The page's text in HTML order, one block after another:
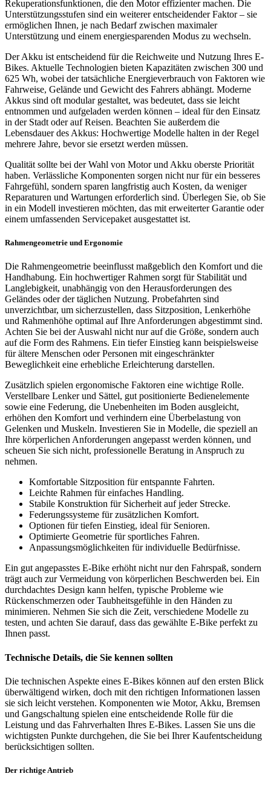
Rekuperationsfunktionen, die den Motor effizienter machen. Die
Unterstützungsstufen sind ein weiterer entscheidender Faktor – sie
ermöglichen Ihnen, je nach Bedarf zwischen maximaler
Unterstützung und einem energiesparenden Modus zu wechseln.
Der Akku ist entscheidend für die Reichweite und Nutzung Ihres E-
Bikes. Aktuelle Technologien bieten Kapazitäten zwischen 300 und
625 Wh, wobei der tatsächliche Energieverbrauch von Faktoren wie
Fahrweise, Gelände und Gewicht des Fahrers abhängt. Moderne
Akkus sind oft modular gestaltet, was bedeutet, dass sie leicht
entnommen und aufgeladen werden können – ideal für den Einsatz
in der Stadt oder auf Reisen. Beachten Sie außerdem die
Lebensdauer des Akkus: Hochwertige Modelle halten in der Regel
mehrere Jahre, bevor sie ersetzt werden müssen.
Qualität sollte bei der Wahl von Motor und Akku oberste Priorität
haben. Verlässliche Komponenten sorgen nicht nur für ein besseres
Fahrgefühl, sondern sparen langfristig auch Kosten, da weniger
Reparaturen und Wartungen erforderlich sind. Überlegen Sie, ob Sie
in ein Modell investieren möchten, das mit erweiterter Garantie oder
einem umfassenden Servicepaket ausgestattet ist.
Rahmengeometrie und Ergonomie
Die Rahmengeometrie beeinflusst maßgeblich den Komfort und die
Handhabung. Ein hochwertiger Rahmen sorgt für Stabilität und
Langlebigkeit, unabhängig von den Herausforderungen des
Geländes oder der täglichen Nutzung. Probefahrten sind
unverzichtbar, um sicherzustellen, dass Sitzposition, Lenkerhöhe
und Rahmenhöhe optimal auf Ihre Anforderungen abgestimmt sind.
Achten Sie bei der Auswahl nicht nur auf die Größe, sondern auch
auf die Form des Rahmens. Ein tiefer Einstieg kann beispielsweise
für ältere Menschen oder Personen mit eingeschränkter
Beweglichkeit eine erhebliche Erleichterung darstellen.
Zusätzlich spielen ergonomische Faktoren eine wichtige Rolle.
Verstellbare Lenker und Sättel, gut positionierte Bedienelemente
sowie eine Federung, die Unebenheiten im Boden ausgleicht,
erhöhen den Komfort und verhindern eine Überbelastung von
Gelenken und Muskeln. Investieren Sie in Modelle, die speziell an
Ihre körperlichen Anforderungen angepasst werden können, und
scheuen Sie sich nicht, professionelle Beratung in Anspruch zu
nehmen.
Komfortable Sitzposition für entspannte Fahrten.
Leichte Rahmen für einfaches Handling.
Stabile Konstruktion für Sicherheit auf jeder Strecke.
Federungssysteme für zusätzlichen Komfort.
Optionen für tiefen Einstieg, ideal für Senioren.
Optimierte Geometrie für sportliches Fahren.
Anpassungsmöglichkeiten für individuelle Bedürfnisse.
Ein gut angepasstes E-Bike erhöht nicht nur den Fahrspaß, sondern
trägt auch zur Vermeidung von körperlichen Beschwerden bei. Ein
durchdachtes Design kann helfen, typische Probleme wie
Rückenschmerzen oder Taubheitsgefühle in den Händen zu
minimieren. Nehmen Sie sich die Zeit, verschiedene Modelle zu
testen, und achten Sie darauf, dass das gewählte E-Bike perfekt zu
Ihnen passt.
Technische Details, die Sie kennen sollten
Die technischen Aspekte eines E-Bikes können auf den ersten Blick
überwältigend wirken, doch mit den richtigen Informationen lassen
sie sich leicht verstehen. Komponenten wie Motor, Akku, Bremsen
und Gangschaltung spielen eine entscheidende Rolle für die
Leistung und das Fahrverhalten Ihres E-Bikes. Lassen Sie uns die
wichtigsten Punkte durchgehen, die Sie bei Ihrer Kaufentscheidung
berücksichtigen sollten.
Der richtige Antrieb